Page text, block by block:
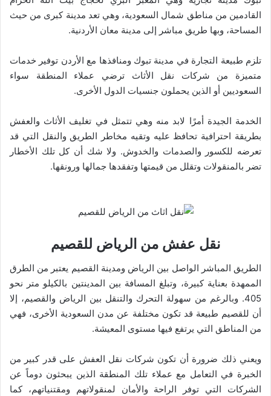
القادمين من مناطق شمال السعودية، وهي تعد مدينة كبرى من حيث
المساحة، وبها طريق مباشر إلى مدينة معان الأردنية.
تلزم طبيعة التجارة في مدينة تبوك ومنافذها مع الأردن توفير خدمات
متميزة من شركات نقل الأثاث ترضي عملاء المنطقة سواء
السعوديين أو الذين يحملون جنسيات الدول الأخرى.
الخدمة الجيدة أمرًا لابد منه وهي تتمثل في تغليف الأثاث والعفش
بطريقة احترافية تحافظ عليه وتقيه مخاطر الطريق والنقل التي قد
تعرضه للكسور والصدمات والخدوش. ولا شك أن كل تلك الأخطار
تضر بالمنقولات وتقلل من قيمتها وتفقدها جمالها ورونقها.
نقل عفش من الرياض للقصيم
الطريق المباشر الواصل بين الرياض ومدينة القصيم يعتبر من الطرق
الممهدة بعناية كبيرة، وتبلغ المسافة بين المدينتين بالكيلو متر نحو
405. وبالرغم من سهولة التحرك والتنقل بين الرياض والقصيم، إلا
أن للقصيم طبيعة قد تكون مختلفة عن مدن السعودية الأخرى، فهي
من المناطق التي يرتفع فيها مستوى المعيشة.
ويعني ذلك ضرورة أن تكون شركات نقل العفش على قدر كبير من
الخبرة في التعامل مع عملاء تلك المنطقة الذين يبحثون دوماً عن
الشركات التي توفر الراحة والأمان لمنقولاتهم ومقتنياتهم، كما